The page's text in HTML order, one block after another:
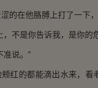
在他胳膊上打了一下
不是你告诉我，是你的
说。”
的都能滴出水来，看老